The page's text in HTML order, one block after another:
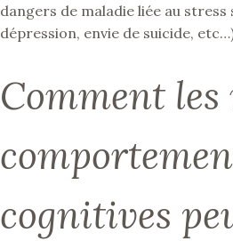
dangers de maladie liée au
dépression, envie de suicide,
Comment les
cognitives